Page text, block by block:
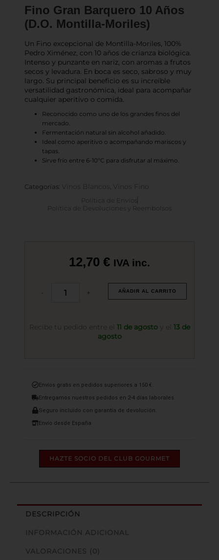
Fino Gran Barquero 10 Años
(D.O. Montilla-Moriles)
Un Fino excepcional de Montilla-Moriles, 100%
Pedro Ximénez, con 10 años de crianza biológica.
Intenso y punzante en nariz, con aromas a frutos
secos y levadura. En boca es seco, sabroso y muy
largo. Su principal beneficio es su increíble
versatilidad gastronómica, ideal para acompañar
cualquier aperitivo o comida.
Reconocido como uno de los grandes finos del
mercado.
Fermentación natural sin alcohol añadido.
Ideal como aperitivo o acompañando mariscos y
tapas.
Sirve frío entre 6-10ºC para disfrutar al máximo.
Categorías: Vinos Blancos , Vinos Fino
Política de Envíos
Política de Devoluciones y Reembolsos
12,70 € IVA inc.
Años
+ AÑADIR AL CARRITO
Recibe tu pedido entre el 11 de agostoy el 13 de
agosto
Envíos gratis en pedidos superiores a 150 €.
Entregamos nuestros pedidos en 2-4 días laborales.
Seguro incluido con garantía de devolución.
Envío desde España
HAZTE SOCIO DEL CLUB GOURMET
DESCRIPCIÓN
INFORMACIÓN ADICIONAL
VALORACIONES (0)